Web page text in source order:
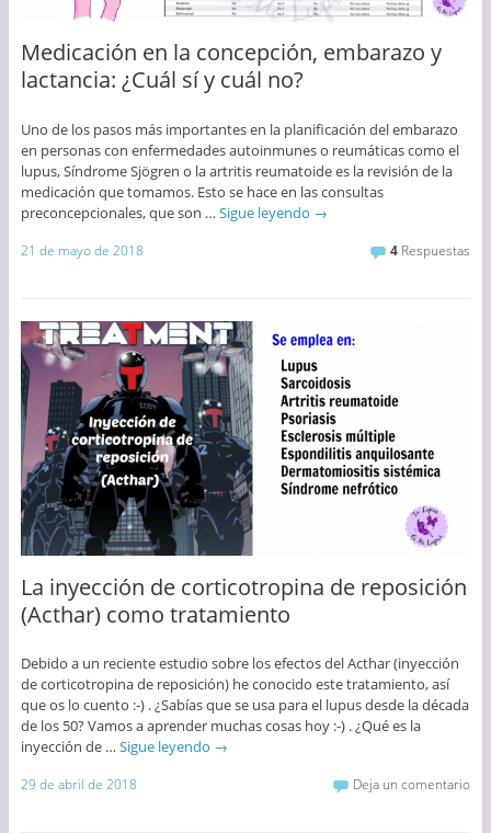
Medicación en la concepción, embarazo y
lactancia: ¿Cuál sí y cuál no?
Uno de los pasos más importantes en la planificación del embarazo
en personas con enfermedades autoinmunes o reumáticas como el
lupus, Síndrome Sjögren o la artritis reumatoide es la revisión de la
medicación que tomamos. Esto se hace en las consultas
preconcepcionales, que son … Sigue leyendo →
21 de mayo de 2018 4 Respuestas
La inyección de corticotropina de reposición
(Acthar) como tratamiento
Debido a un reciente estudio sobre los efectos del Acthar (inyección
de corticotropina de reposición) he conocido este tratamiento, así
que os lo cuento :-) . ¿Sabías que se usa para el lupus desde la década
de los 50? Vamos a aprender muchas cosas hoy :-) . ¿Qué es la
inyección de … Sigue leyendo →
29 de abril de 2018 Deja un comentario